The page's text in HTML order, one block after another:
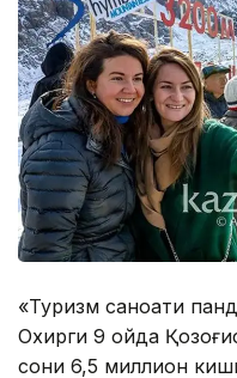
«Туризм саноати
Охирги 9 ойда
сони 6,5 миллион